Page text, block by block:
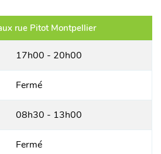
rue Pitot Montpellier
17h00 - 20h00
Fermé
08h30 - 13h00
Fermé